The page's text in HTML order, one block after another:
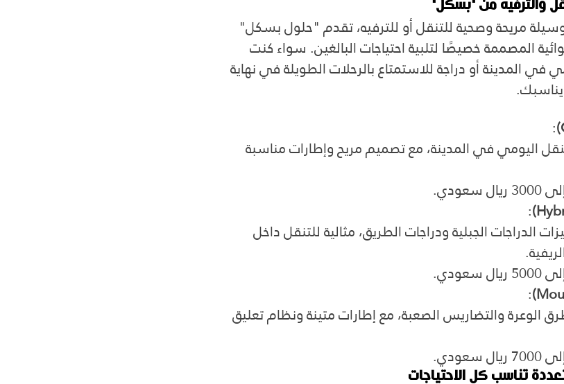
والترفيه من "بسكل"
وسيلة مريحة وصحية للتنقل أو للترفيه، تقدم "حلول بسكل"
المصممة خصيصًا لتلبية احتياجات البالغين. سواء كنت
المدينة أو دراجة للاستمتاع بالرحلات الطويلة في نهاية
:
اليومي في المدينة، مع تصميم مريح وإطارات مناسبة
:
الدراجات الجبلية ودراجات الطريق، مثالية للتنقل داخل
:
الوعرة والتضاريس الصعبة، مع إطارات متينة ونظام تعليق
تناسب كل الاحتياجات